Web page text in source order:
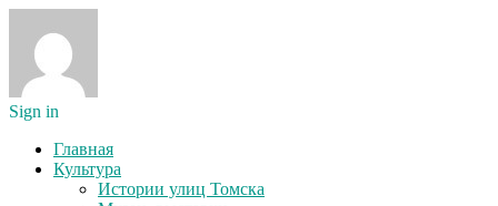
Sign in
Главная
Культура
Истории улиц Томска